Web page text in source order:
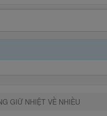
GIỮ NHIỆT VỀ NHIỀU